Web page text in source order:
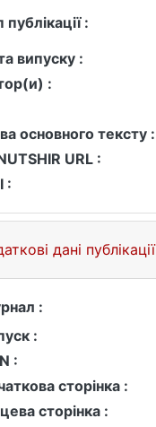
публікації :
випуску :
:
основного тексту :
URL :
:
дані публікації
:
:
:
сторінка :
сторінка :